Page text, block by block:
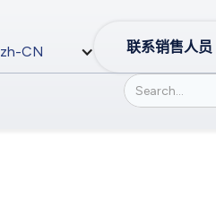
zh-CN 联系销售人员